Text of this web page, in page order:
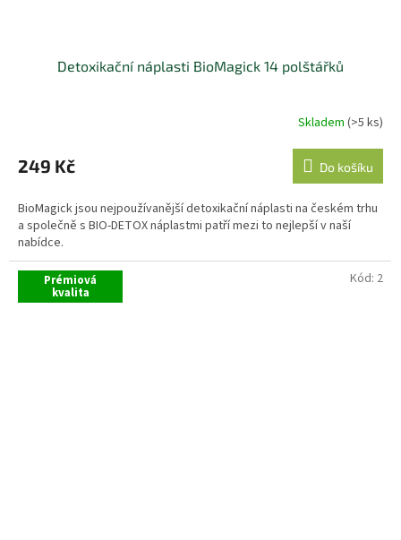
Detoxikační náplasti BioMagick 14 polštářků
Skladem (>5 ks)
249 Kč Do košíku
BioMagick jsou nejpoužívanější detoxikační náplasti na českém trhu
a společně s BIO-DETOX náplastmi patří mezi to nejlepší v naší
nabídce.
Prémiová
kvalita
Kód: 2